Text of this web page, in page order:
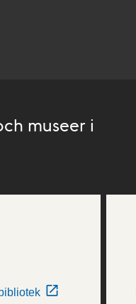
museer i